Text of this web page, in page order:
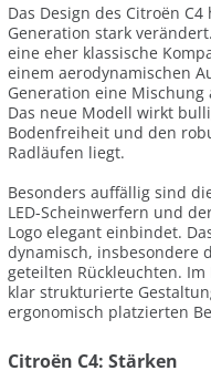
Das Design des Citroën
Generation stark
eine eher klassische
einem aerodynamischen
Generation eine Mischung
Das neue Modell wirkt
Bodenfreiheit und den
Radläufen liegt.
Besonders auffällig sind
LED-Scheinwerfern und
Logo elegant einbindet.
dynamisch, insbesondere
geteilten Rückleuchten.
klar strukturierte
ergonomisch platzierten
Citroën C4: Stärken